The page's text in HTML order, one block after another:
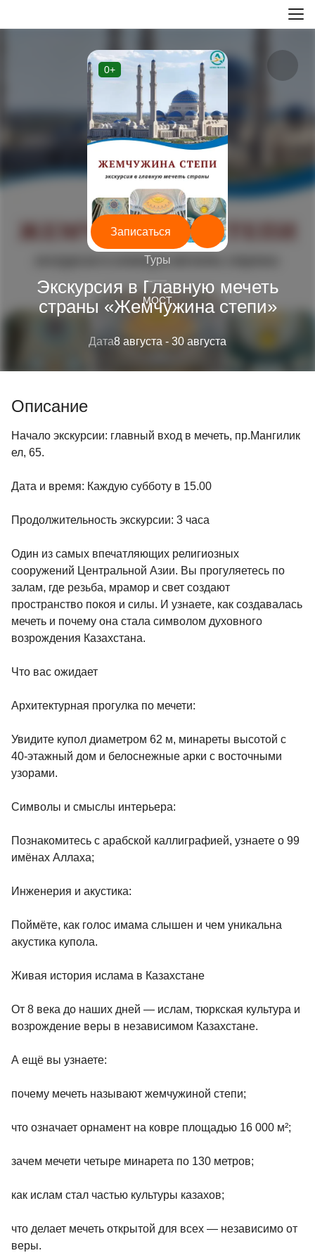
0+
Туры
Экскурсия в Главную мечеть
страны «Жемчужина степи»
Дата8 августа - 30 августа
Записаться
—
МОСТ
Описание
Начало экскурсии: главный вход в мечеть, пр.Мангилик
ел, 65.
Дата и время: Каждую субботу в 15.00
Продолжительность экскурсии: 3 часа
Один из самых впечатляющих религиозных
сооружений Центральной Азии. Вы прогуляетесь по
залам, где резьба, мрамор и свет создают
пространство покоя и силы. И узнаете, как создавалась
мечеть и почему она стала символом духовного
возрождения Казахстана.
Что вас ожидает
Архитектурная прогулка по мечети:
Увидите купол диаметром 62 м, минареты высотой с
40-этажный дом и белоснежные арки с восточными
узорами.
Символы и смыслы интерьера:
Познакомитесь с арабской каллиграфией, узнаете о 99
имёнах Аллаха;
Инженерия и акустика:
Поймёте, как голос имама слышен и чем уникальна
акустика купола.
Живая история ислама в Казахстане
От 8 века до наших дней — ислам, тюркская культура и
возрождение веры в независимом Казахстане.
А ещё вы узнаете:
почему мечеть называют жемчужиной степи;
что означает орнамент на ковре площадью 16 000 м²;
зачем мечети четыре минарета по 130 метров;
как ислам стал частью культуры казахов;
что делает мечеть открытой для всех — независимо от
веры.